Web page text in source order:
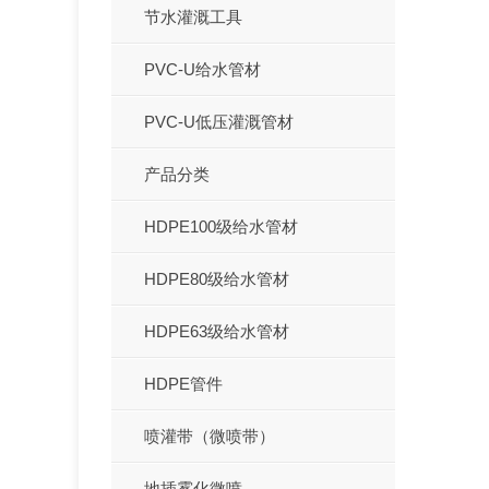
节水灌溉工具
PVC-U给水管材
PVC-U低压灌溉管材
产品分类
HDPE100级给水管材
HDPE80级给水管材
HDPE63级给水管材
HDPE管件
喷灌带（微喷带）